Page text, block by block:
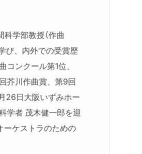
学部教授（作曲
び、内外での受賞歴
ンクール第1位、
芥川作曲賞、第9回
26日大阪いずみホー
学者 茂木健一郎を迎
ーケストラのための